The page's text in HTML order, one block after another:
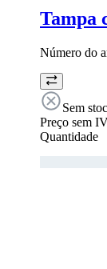
Tampa
Número do
Sem
Preço sem
Quantidade